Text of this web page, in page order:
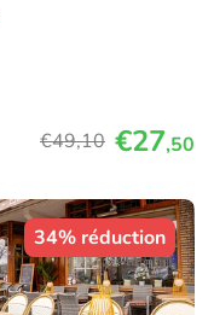
€49,10 €27,50
34% réduction